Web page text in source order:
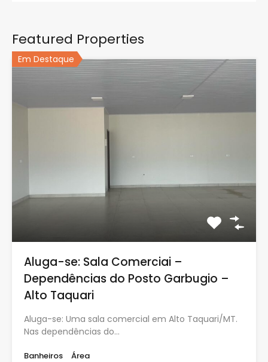
Featured Properties
Em Destaque
Aluga-se: Sala Comerciai –
Dependências do Posto Garbugio –
Alto Taquari
Aluga-se: Uma sala comercial em Alto Taquari/MT.
Nas dependências do…
Banheiros
Área